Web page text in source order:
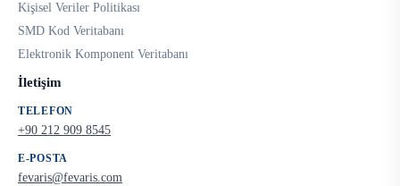
Kişisel Veriler Politikası
SMD Kod Veritabanı
Elektronik Komponent Veritabanı
İletişim
TELEFON
+90 212 909 8545
E-POSTA
fevaris@fevaris.com